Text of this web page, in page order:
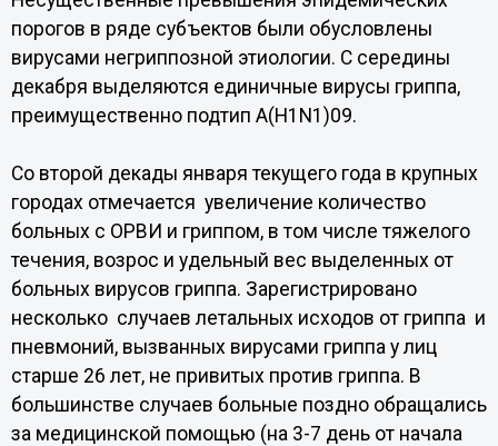
порогов в ряде субъектов были обусловлены
вирусами негриппозной этиологии. С середины
декабря выделяются единичные вирусы гриппа,
преимущественно подтип А(Н1N1)09.
Со второй декады января текущего года в крупных
городах отмечается увеличение количество
больных с ОРВИ и гриппом, в том числе тяжелого
течения, возрос и удельный вес выделенных от
больных вирусов гриппа. Зарегистрировано
несколько случаев летальных исходов от гриппа и
пневмоний, вызванных вирусами гриппа у лиц
старше 26 лет, не привитых против гриппа. В
большинстве случаев больные поздно обращались
за медицинской помощью (на 3-7 день от начала